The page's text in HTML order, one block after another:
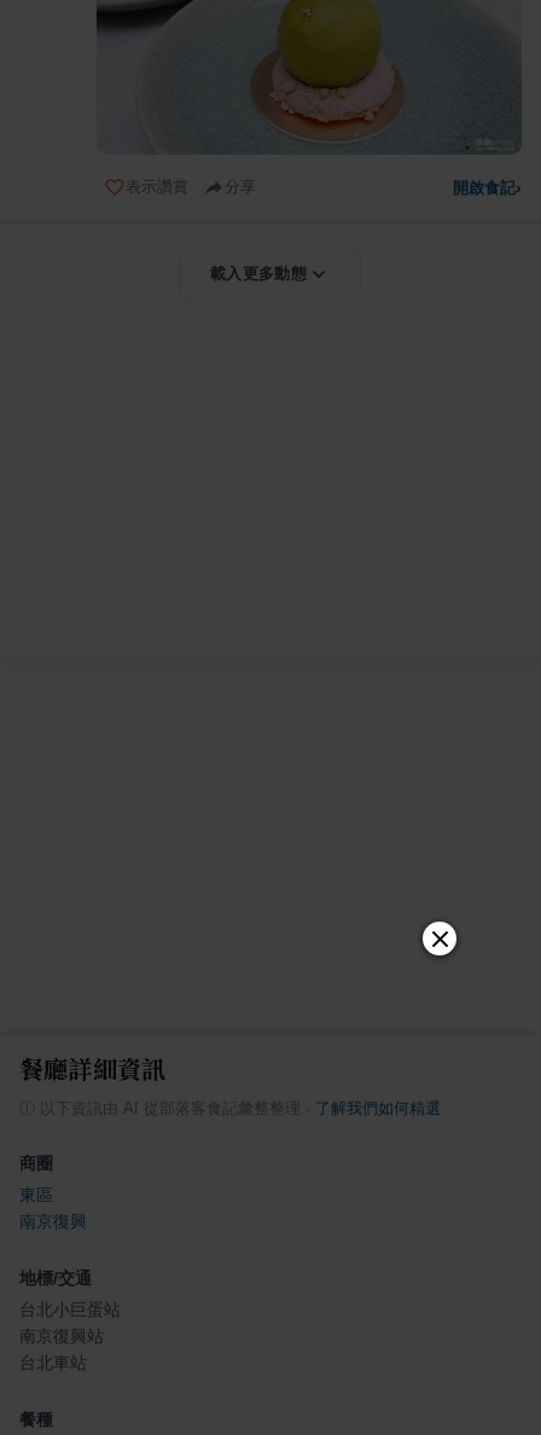
表示讚賞 分享 開啟食記›
載入更多動態
餐廳詳細資訊
ⓘ 以下資訊由 AI 從部落客食記彙整整理 了解我們如何精選
商圈
東區
南京復興
地標/交通
台北小巨蛋站
南京復興站
台北車站
餐種